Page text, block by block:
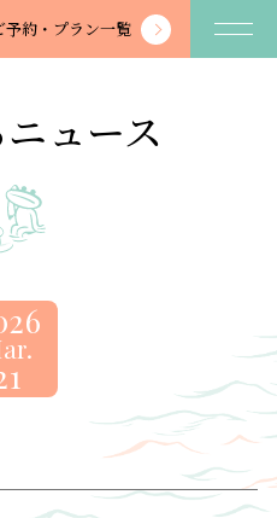
予約・ プラン一覧
ュース